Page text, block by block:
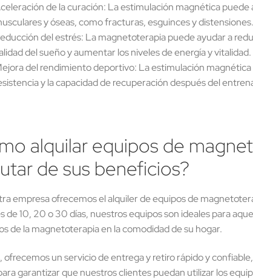
de la curación: La estimulación magnética
y óseas, como fracturas, esguinces y distensiones.
del estrés: La magnetoterapia puede ayudar a
del sueño y aumentar los niveles de energía y vitalidad.
del rendimiento deportivo: La estimulación
y la capacidad de recuperación después del
alquilar equipos de
de sus beneficios?
empresa ofrecemos el alquiler de equipos de
de 10, 20 o 30 días, nuestros equipos son ideales para
de la magnetoterapia en la comodidad de su hogar.
ofrecemos un servicio de entrega y retiro rápido y
garantizar que nuestros clientes puedan utilizar los